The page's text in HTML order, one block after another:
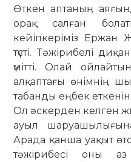
Өткен аптаның
орақ салған
кейіпкеріміз Ержан
түсті. Тәжірибелі
үмітті. Олай
алқаптағы өнімнің
табан­ды еңбек
Ол әскерден келген
ауыл
Арада қанша уақыт
тәжірибесі оны